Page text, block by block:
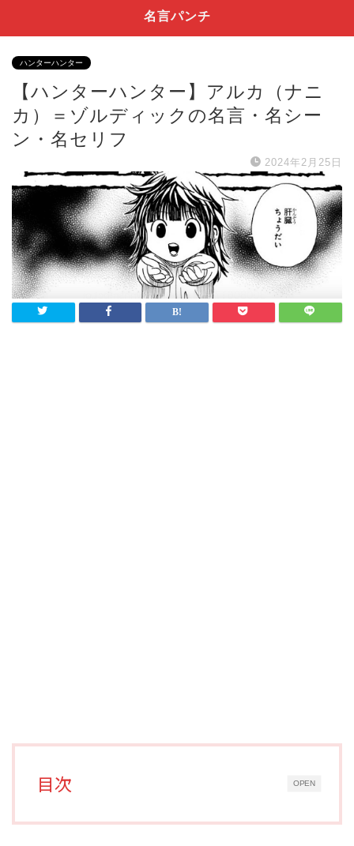
名言パンチ
ハンターハンター
【ハンターハンター】アルカ（ナニ
カ）＝ゾルディックの名言・名シー
ン・名セリフ
2024年2月25日
OPEN
目次